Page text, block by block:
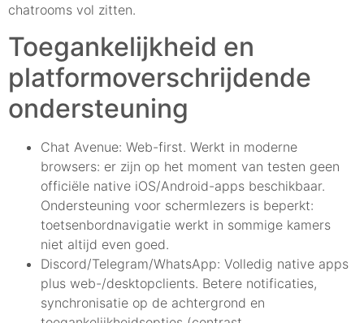
chatrooms vol zitten.
Toegankelijkheid en
platformoverschrijdende
ondersteuning
Chat Avenue: Web-first. Werkt in moderne
browsers: er zijn op het moment van testen geen
officiële native iOS/Android-apps beschikbaar.
Ondersteuning voor schermlezers is beperkt:
toetsenbordnavigatie werkt in sommige kamers
niet altijd even goed.
Discord/Telegram/WhatsApp: Volledig native apps
plus web-/desktopclients. Betere notificaties,
synchronisatie op de achtergrond en